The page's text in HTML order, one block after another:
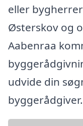
eller
Østerskov og
Aabenraa
udvide din
byggerådgiver.